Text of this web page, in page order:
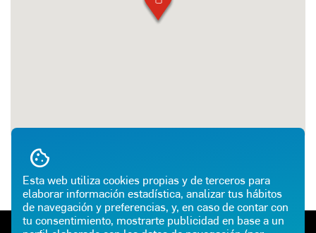
Esta web utiliza cookies propias y de terceros para
elaborar información estadística, analizar tus hábitos
de navegación y preferencias, y, en caso de contar con
tu consentimiento, mostrarte publicidad en base a un